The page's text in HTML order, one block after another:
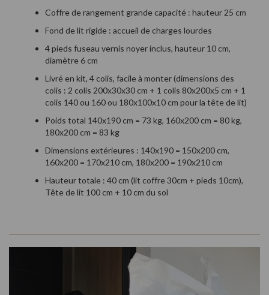
Coffre de rangement grande capacité : hauteur 25 cm
Fond de lit rigide : accueil de charges lourdes
4 pieds fuseau vernis noyer inclus, hauteur 10 cm,
diamètre 6 cm
Livré en kit, 4 colis, facile à monter (dimensions des
colis : 2 colis 200x30x30 cm + 1 colis 80x200x5 cm + 1
colis 140 ou 160 ou 180x100x10 cm pour la tête de lit)
Poids total 140x190 cm = 73 kg, 160x200 cm = 80 kg,
180x200 cm = 83 kg
Dimensions extérieures : 140x190 = 150x200 cm,
160x200 = 170x210 cm, 180x200 = 190x210 cm
Hauteur totale : 40 cm (lit coffre 30cm + pieds 10cm),
Tête de lit 100 cm + 10 cm du sol